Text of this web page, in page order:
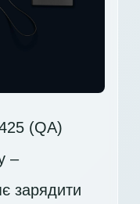
(QA)
–
зарядити